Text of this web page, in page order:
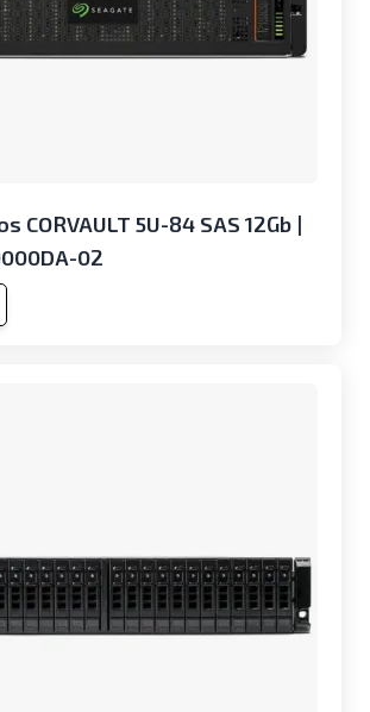
CORVAULT 5U-84 SAS 12Gb |
02